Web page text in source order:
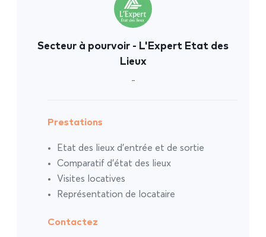
Secteur à pourvoir - L'Expert Etat des
Lieux
-
Prestations
Etat des lieux d’entrée et de sortie
Comparatif d’état des lieux
Visites locatives
Représentation de locataire
Contactez